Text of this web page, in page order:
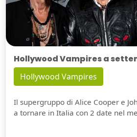
Hollywood Vampires a
Hollywood Vampires
Il supergruppo di Alice Cooper e
a tornare in Italia con 2 date nel